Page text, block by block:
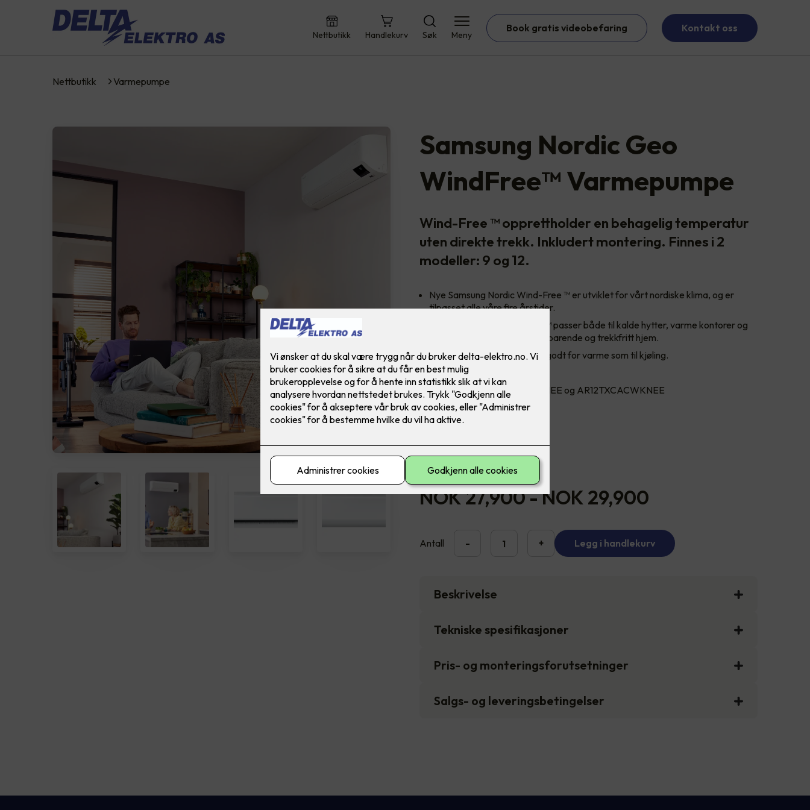
Nettbutikk Handlekurv Søk Meny
Book gratis videobefaring Kontakt oss
Nettbutikk Varmepumpe
Samsung Nordic Geo
WindFree™️ Varmepumpe
Wind-Free ™ opprettholder en behagelig temperatur
uten direkte trekk. Inkludert montering. Finnes i 2
modeller: 9 og 12.
Nye Samsung Nordic Wind-Free ™ er utviklet for vårt nordiske klima, og er
tilpasset alle våre fire årstider.
Samsung Nordic Wind-Free ™ passer både til kalde hytter, varme kontorer og
for de som vil ha et strømbesparende og trekkfritt hjem.
Varmepumpen fungerer like godt for varme som til kjøling.
Finnes i 2 modeller: 9 og 12.
Modell nr. AR09TXCACWKNEE og AR12TXCACWKNEE
Modell
NOK 27,900-NOK 29,900
Antall - + Legg i handlekurv
Beskrivelse
Tekniske spesifikasjoner
Pris- og monteringsforutsetninger
Salgs- og leveringsbetingelser